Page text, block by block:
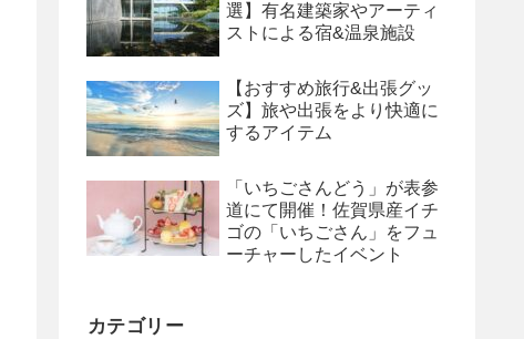
選】有名建築家やアーティ
ストによる宿&温泉施設
【おすすめ旅行&出張グッ
ズ】旅や出張をより快適に
するアイテム
「いちごさんどう」が表参
道にて開催！佐賀県産イチ
ゴの「いちごさん」をフュ
ーチャーしたイベント
カテゴリー